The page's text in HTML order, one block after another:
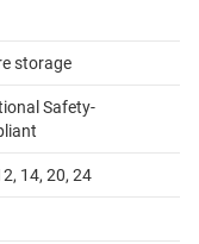
storage
Safety-
14, 20, 24